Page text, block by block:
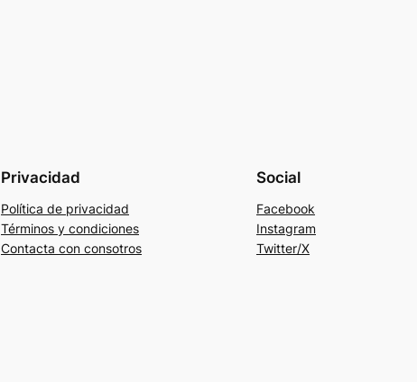
Privacidad
Política de privacidad
Términos y condiciones
Contacta con consotros
Social
Facebook
Instagram
Twitter/X